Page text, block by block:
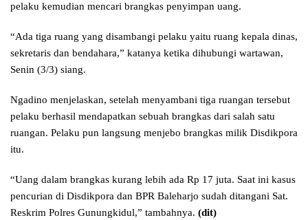
pelaku kemudian mencari brangkas penyimpan uang.
“Ada tiga ruang yang disambangi pelaku yaitu ruang kepala dinas,
sekretaris dan bendahara,” katanya ketika dihubungi wartawan,
Senin (3/3) siang.
Ngadino menjelaskan, setelah menyambani tiga ruangan tersebut
pelaku berhasil mendapatkan sebuah brangkas dari salah satu
ruangan. Pelaku pun langsung menjebo brangkas milik Disdikpora
itu.
“Uang dalam brangkas kurang lebih ada Rp 17 juta. Saat ini kasus
pencurian di Disdikpora dan BPR Baleharjo sudah ditangani Sat.
Reskrim Polres Gunungkidul,” tambahnya. (dit)